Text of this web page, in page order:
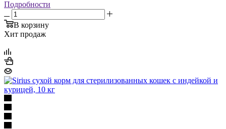
Подробности
В корзину
Хит продаж